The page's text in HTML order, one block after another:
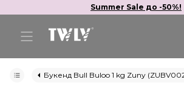
Summer Sale до -50%!
Букенд Bull Buloo 1 kg Zuny